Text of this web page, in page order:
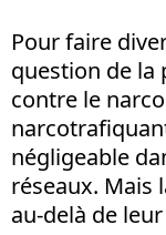
Pour faire
question de la
contre le
négligeable
réseaux. Mais
au-delà de